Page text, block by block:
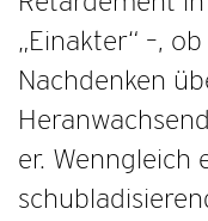
„Einakter“ –,
Nachdenken
er. Wenngleich